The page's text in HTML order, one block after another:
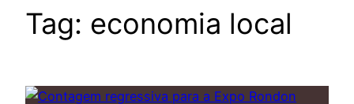
Tag: economia local